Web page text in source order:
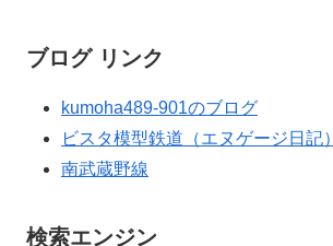
ブログ リンク
kumoha489-901のブログ
ビスタ模型鉄道（エヌゲージ日記）
南武蔵野線
検索エンジン